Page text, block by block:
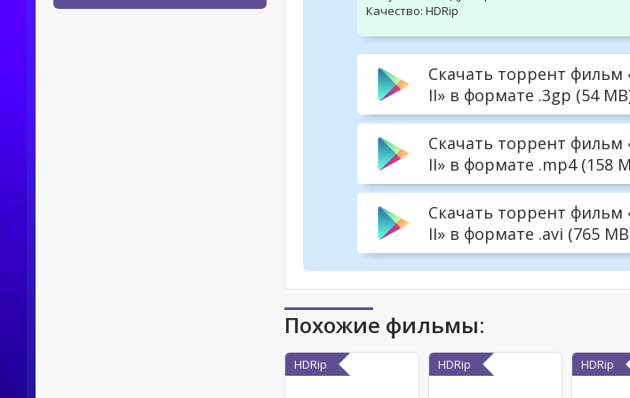
Качество: HDRip
Скачать торрент фильм
II» в формате .3gp (54
Скачать торрент фильм
II» в формате .mp4 (158
Скачать торрент фильм
II» в формате .avi (765
Похожие фильмы:
HDRip HDRip HDRip